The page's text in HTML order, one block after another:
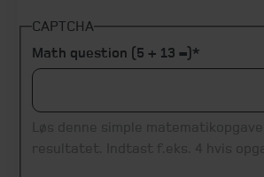
CAPTCHA
Math question (5 + 13 =)
Løs denne simple
resultatet. Indtast f.eks. 4 hvis